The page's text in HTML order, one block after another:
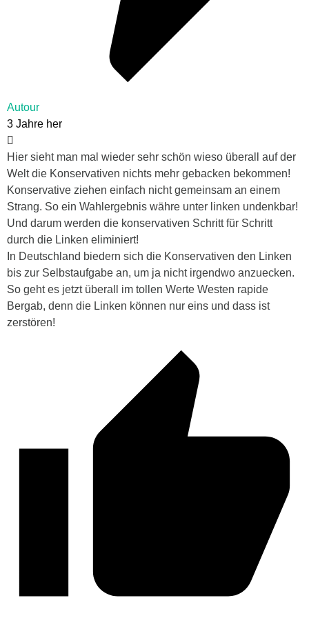
Autour
3 Jahre her
Hier sieht man mal wieder sehr schön wieso überall auf der
Welt die Konservativen nichts mehr gebacken bekommen!
Konservative ziehen einfach nicht gemeinsam an einem
Strang. So ein Wahlergebnis währe unter linken undenkbar!
Und darum werden die konservativen Schritt für Schritt
durch die Linken eliminiert!
In Deutschland biedern sich die Konservativen den Linken
bis zur Selbstaufgabe an, um ja nicht irgendwo anzuecken.
So geht es jetzt überall im tollen Werte Westen rapide
Bergab, denn die Linken können nur eins und dass ist
zerstören!